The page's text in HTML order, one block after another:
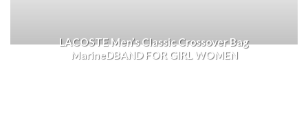
LACOSTE Men’s Classic Crossover Bag
MarineDBAND FOR GIRL WOMEN